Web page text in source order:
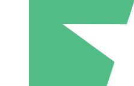
Pacchetti di
Paga a consumo con crediti
1